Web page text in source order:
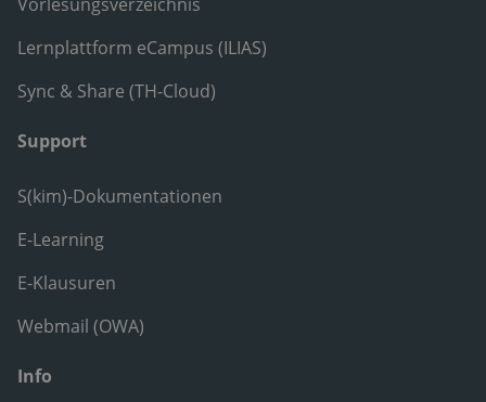
Lernplattform eCampus (ILIAS)
Sync & Share (TH-Cloud)
Support
S(kim)-Dokumentationen
E-Learning
E-Klausuren
Webmail (OWA)
Info